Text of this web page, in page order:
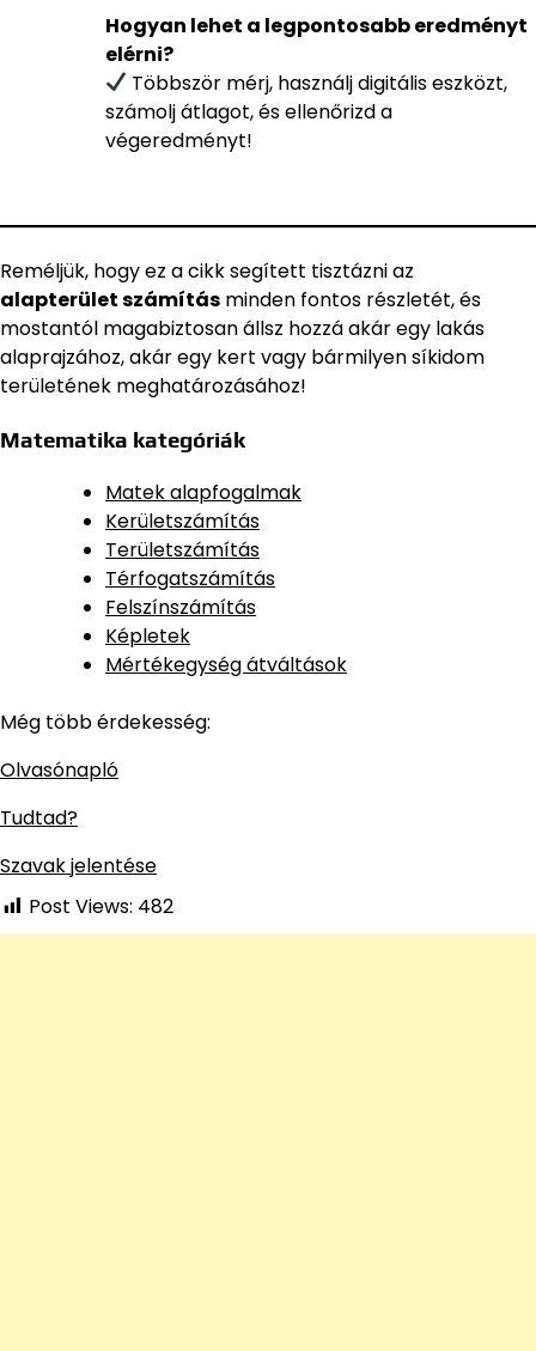
Hogyan lehet a legpontosabb eredményt
elérni?
Többször mérj, használj digitális eszközt,
számolj átlagot, és ellenőrizd a
végeredményt!
Reméljük, hogy ez a cikk segített tisztázni az
alapterület számítás minden fontos részletét, és
mostantól magabiztosan állsz hozzá akár egy lakás
alaprajzához, akár egy kert vagy bármilyen síkidom
területének meghatározásához!
Matematika kategóriák
Matek alapfogalmak
Kerületszámítás
Területszámítás
Térfogatszámítás
Felszínszámítás
Képletek
Mértékegység átváltások
Még több érdekesség:
Olvasónapló
Tudtad?
Szavak jelentése
Post Views: 482